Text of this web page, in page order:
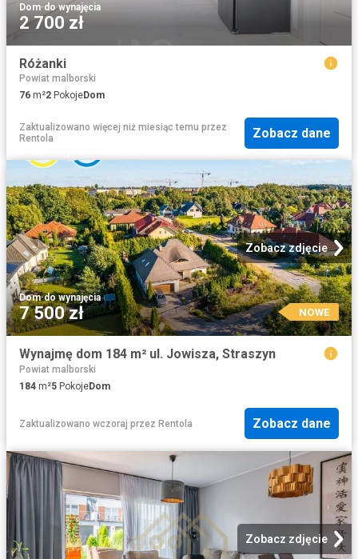
Dom·do wynajęcia
2 700 zł
Różanki
Powiat malborski
76 m²2 PokojeDom
Zaktualizowano więcej niż miesiąc temu przez
Rentola
Zobacz dane
Zobacz zdjęcie
Dom·do wynajęcia
7 500 zł NOWE
Wynajmę dom 184 m² ul. Jowisza, Straszyn
Powiat malborski
184 m²5 PokojeDom
Zaktualizowano wczoraj przez Rentola Zobacz dane
Zobacz zdjęcie